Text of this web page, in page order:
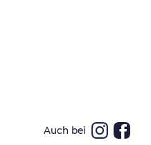
Auch bei